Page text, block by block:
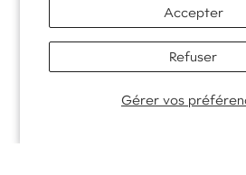
Gérer vos
Accepter
Refuser